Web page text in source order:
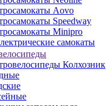
Aovo
Speedway
Minipro
самокаты
Колхозник